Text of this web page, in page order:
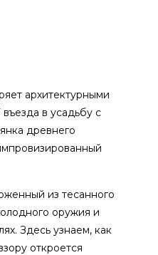
архитектурными
в усадьбу с
древнего
из тесанного
оружия и
Здесь узнаем, как
откроется